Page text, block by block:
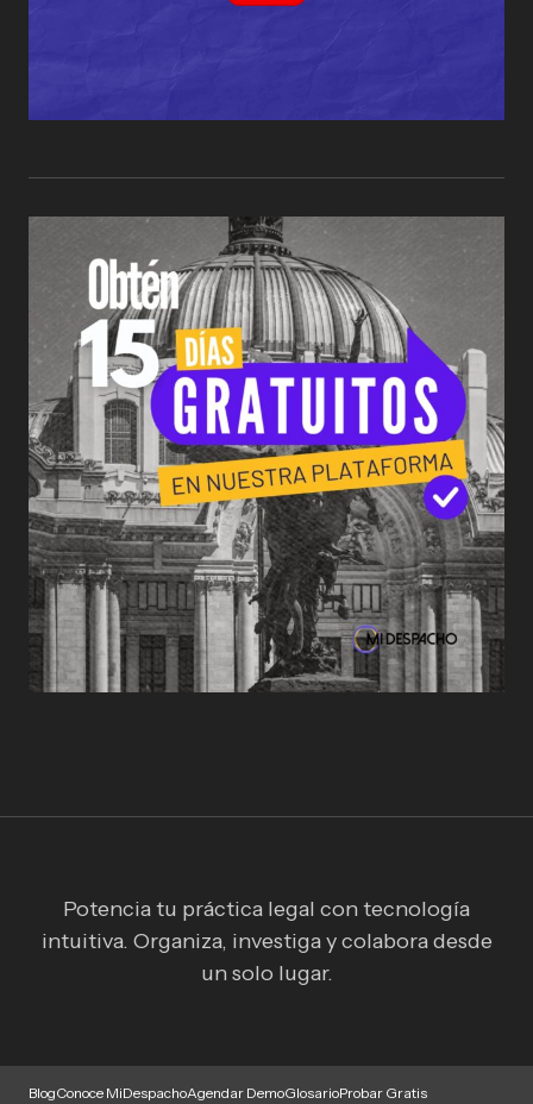
Potencia tu práctica legal con tecnología
intuitiva. Organiza, investiga y colabora desde
un solo lugar.
BlogConoce MiDespachoAgendar DemoGlosarioProbar Gratis